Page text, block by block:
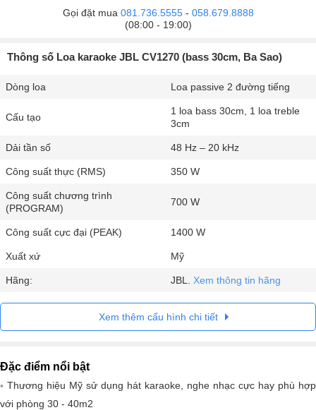
Gọi đặt mua 081.736.5555- 058.679.8888
(08:00 - 19:00)
Thông số Loa karaoke JBL CV1270 (bass 30cm, Ba Sao)
Dòng loa Loa passive 2 đường tiếng
Cấu tạo
1 loa bass 30cm, 1 loa treble
3cm
Dải tần số 48 Hz – 20 kHz
Công suất thực (RMS) 350 W
Công suất chương trình
(PROGRAM)
700 W
Công suất cực đại (PEAK) 1400 W
Xuất xứ Mỹ
Hãng: JBL. Xem thông tin hãng
Xem thêm cấu hình chi tiết
Đặc điểm nổi bật
Thương hiệu Mỹ sử dụng hát karaoke, nghe nhạc cực hay phù hợp
với phòng 30 - 40m2